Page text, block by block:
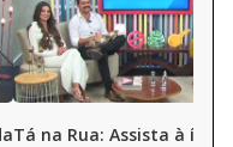
Tá na Rua: Assista à